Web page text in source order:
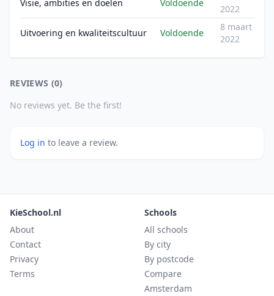
Visie, ambities en doelen Voldoende
2022
Uitvoering en kwaliteitscultuur Voldoende
8 maart
2022
REVIEWS (0)
No reviews yet. Be the first!
Log in to leave a review.
KieSchool.nl
About
Contact
Privacy
Terms
Schools
All schools
By city
By postcode
Compare
Amsterdam